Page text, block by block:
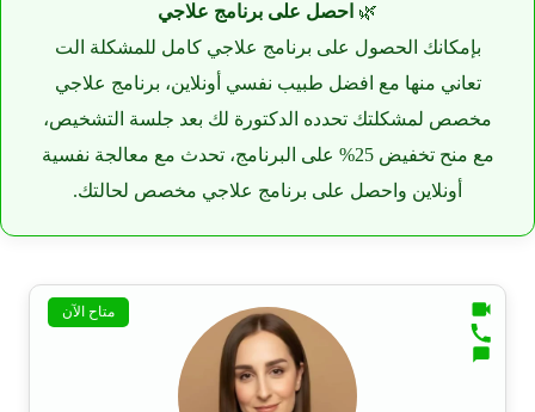
🌿 احصل على برنامج علاجي
بإمكانك الحصول على برنامج علاجي كامل للمشكلة الت
تعاني منها مع افضل طبيب نفسي أونلاين، برنامج علاجي
مخصص لمشكلتك تحدده الدكتورة لك بعد جلسة التشخيص،
مع منح تخفيض 25% على البرنامج، تحدث مع معالجة نفسية
أونلاين واحصل على برنامج علاجي مخصص لحالتك.
متاح الآن